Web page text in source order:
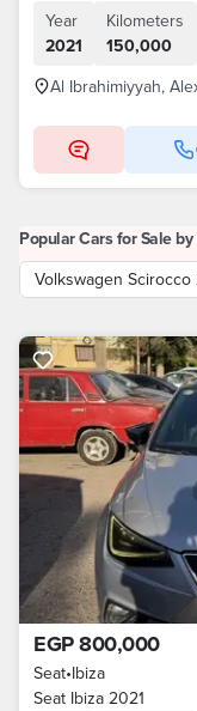
Year
2021
Kilometers
150,000
Al Ibrahimiyyah,
Popular Cars for Sale by
Volkswagen Scirocco
EGP 800,000
Seat•Ibiza
Seat Ibiza 2021